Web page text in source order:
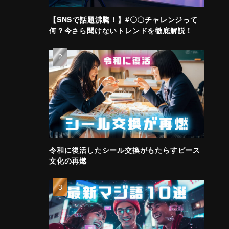
【SNSで話題沸騰！】#〇〇チャレンジって
何？今さら聞けないトレンドを徹底解説！
令和に復活したシール交換がもたらすピース
文化の再燃